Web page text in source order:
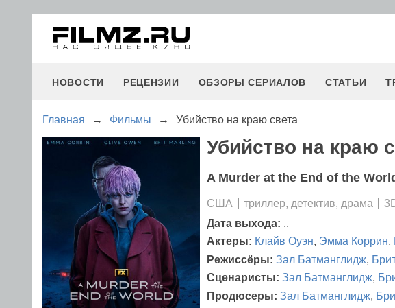
НОВОСТИ РЕЦЕНЗИИ ОБЗОРЫ СЕРИАЛОВ СТАТЬИ
Главная → Фильмы → Убийство на краю света
Убийство на краю
A Murder at the End of the
США триллер, детектив, драма
Дата выхода: ..
Актеры: Клайв Оуэн, Эмма Коррин,
Режиссёры: Зал Батманглидж,
Сценаристы: Зал Батманглидж,
Продюсеры: Зал Батманглидж,